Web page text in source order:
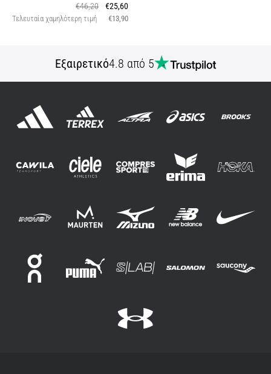
€46,20
€25,60
Τελευταία χαμηλότερη τιμή €13,90
Εξαιρετικό4.8 από 5